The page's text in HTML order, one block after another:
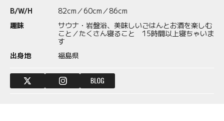
B/W/H
82cm／60cm／86cm
趣味
サウナ・岩盤浴、美味しいごはんとお酒を楽しむ
こと／たくさん寝ること 15時間以上寝ちゃいま
す
出身地
福島県